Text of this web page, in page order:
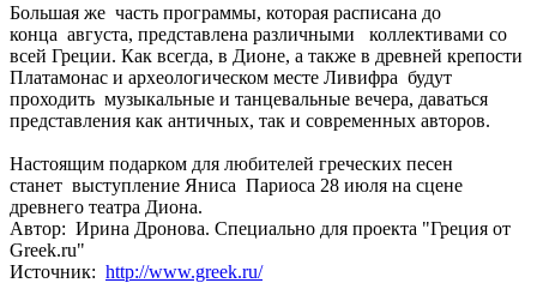
Большая же часть программы, которая расписана до
конца августа, представлена различными коллективами со
всей Греции. Как всегда, в Дионе, а также в древней крепости
Платамонас и археологическом месте Ливифра будут
проходить музыкальные и танцевальные вечера, даваться
представления как античных, так и современных авторов.
Настоящим подарком для любителей греческих песен
станет выступление Яниса Париоса 28 июля на сцене
древнего театра Диона.
Автор: Ирина Дронова. Специально для проекта "Греция от
Greek.ru"
Источник: http://www.greek.ru/